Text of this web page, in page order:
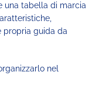
una tabella di marcia
propria guida da
nel